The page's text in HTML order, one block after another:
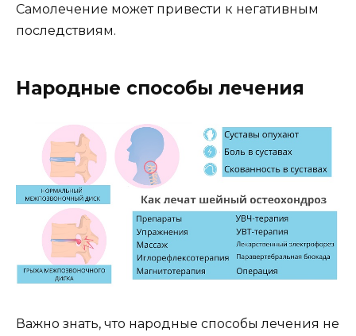
Самолечение может привести к негативным
последствиям.
Народные способы лечения
Важно знать, что народные способы лечения не